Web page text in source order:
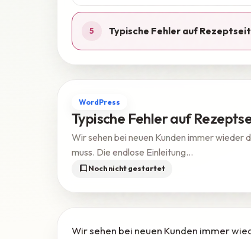
5 Typische Fehler auf
WordPress
Typische Fehler auf
Wir sehen bei neuen Kunden immer wieder
muss. Die endlose Einleitung...
Noch nicht gestartet
Wir sehen bei neuen Kunden immer